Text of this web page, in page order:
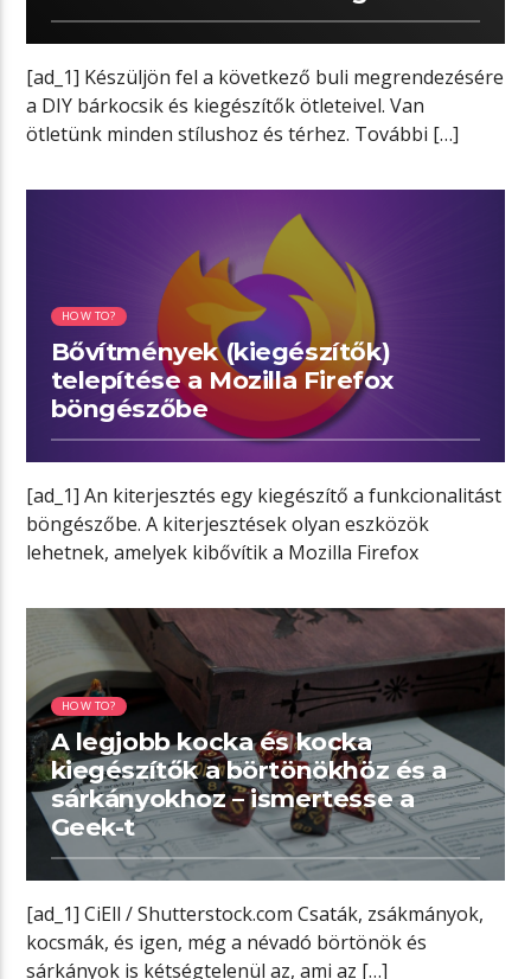
[ad_1] Készüljön fel a következő buli megrendezésére
a DIY bárkocsik és kiegészítők ötleteivel. Van
ötletünk minden stílushoz és térhez. További […]
HOW TO?
Bővítmények (kiegészítők)
telepítése a Mozilla Firefox
böngészőbe
[ad_1] An kiterjesztés egy kiegészítő a funkcionalitást
böngészőbe. A kiterjesztések olyan eszközök
lehetnek, amelyek kibővítik a Mozilla Firefox
10:32 READ TIME
HOW TO?
A legjobb kocka és kocka
kiegészítők a börtönökhöz és a
sárkányokhoz – ismertesse a
Geek-t
[ad_1] CiEll / Shutterstock.com Csaták, zsákmányok,
kocsmák, és igen, még a névadó börtönök és
sárkányok is kétségtelenül az, ami az […]